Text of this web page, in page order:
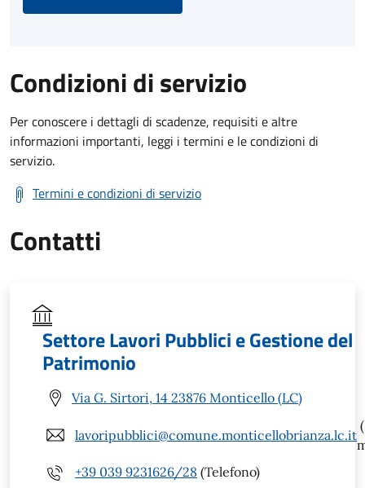
Condizioni di servizio
Per conoscere i dettagli di scadenze, requisiti e altre
informazioni importanti, leggi i termini e le condizioni di
servizio.
Termini e condizioni di servizio
Contatti
Settore Lavori Pubblici e Gestione del
Patrimonio
Via G. Sirtori, 14 23876 Monticello (LC)
lavoripubblici@comune.monticellobrianza.lc.it
+39 039 9231626/28 (Telefono)